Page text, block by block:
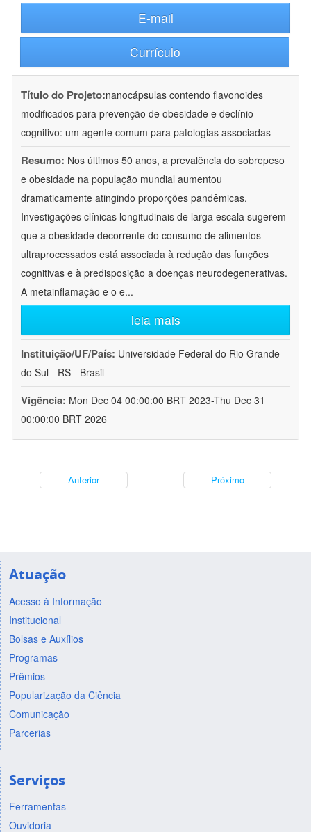
E-mail
Currículo
Título do Projeto:nanocápsulas contendo flavonoides
modificados para prevenção de obesidade e declínio
cognitivo: um agente comum para patologias associadas
Resumo: Nos últimos 50 anos, a prevalência do sobrepeso
e obesidade na população mundial aumentou
dramaticamente atingindo proporções pandêmicas.
Investigações clínicas longitudinais de larga escala sugerem
que a obesidade decorrente do consumo de alimentos
ultraprocessados está associada à redução das funções
cognitivas e à predisposição a doenças neurodegenerativas.
A metainflamação e o e...
leia mais
Instituição/UF/País: Universidade Federal do Rio Grande
do Sul - RS - Brasil
Vigência: Mon Dec 04 00:00:00 BRT 2023-Thu Dec 31
00:00:00 BRT 2026
Anterior Próximo
Atuação
Acesso à Informação
Institucional
Bolsas e Auxílios
Programas
Prêmios
Popularização da Ciência
Comunicação
Parcerias
Serviços
Ferramentas
Ouvidoria